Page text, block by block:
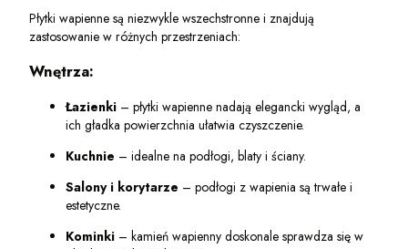
Płytki wapienne są niezwykle wszechstronne i znajdują
zastosowanie w różnych przestrzeniach:
Wnętrza:
Łazienki – płytki wapienne nadają elegancki wygląd, a
ich gładka powierzchnia ułatwia czyszczenie.
Kuchnie – idealne na podłogi, blaty i ściany.
Salony i korytarze – podłogi z wapienia są trwałe i
estetyczne.
Kominki – kamień wapienny doskonale sprawdza się w